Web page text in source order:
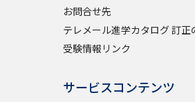
先輩が入学を決めた理由
お問合せ先
テレメール進学カタログ 訂正
受験情報リンク
サービスコンテンツ